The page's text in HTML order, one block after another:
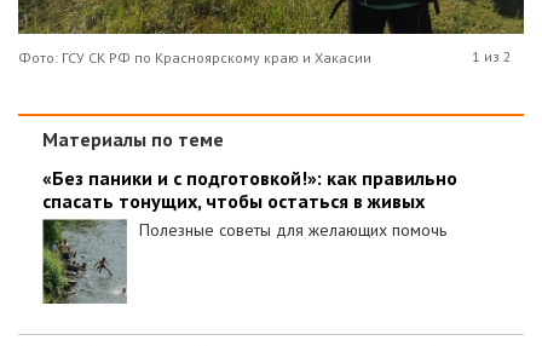
Фото: ГСУ СК РФ по Красноярскому краю и Хакасии 1 из 2
Материалы по теме
«Без паники и с подготовкой!»: как правильно
спасать тонущих, чтобы остаться в живых
Полезные советы для желающих помочь